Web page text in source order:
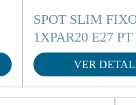
SPOT SLIM
1XPAR20 E27 PT
VER